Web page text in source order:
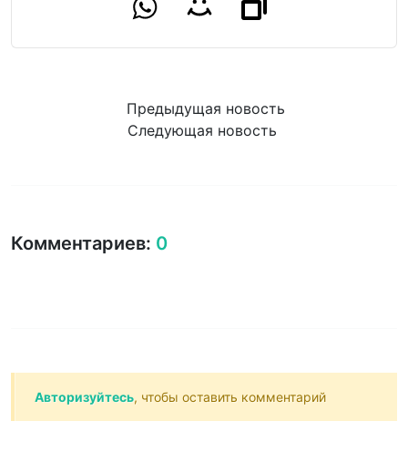
Предыдущая новость
Следующая новость
Комментариев: 0
Авторизуйтесь, чтобы оставить комментарий